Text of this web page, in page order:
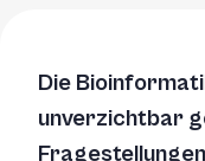
Die
unverzichtbar